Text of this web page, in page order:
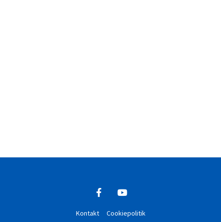
Kontakt Cookiepolitik